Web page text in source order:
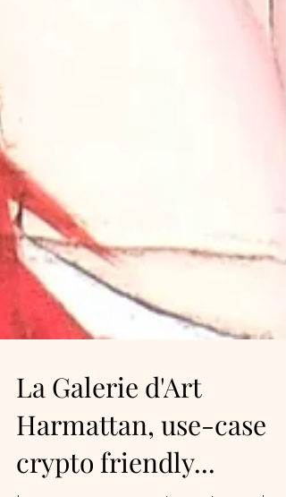
La Galerie d'Art
Harmattan, use-case